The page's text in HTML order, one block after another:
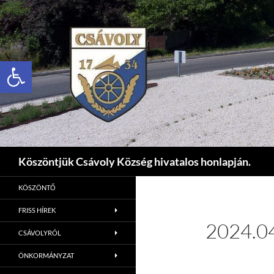
Eszköztár megnyitása
Köszöntjük Csávoly Község hivatalos honlapján.
KÖSZÖNTŐ
FRISS HÍREK
CSÁVOLYRÓL
ÖNKORMÁNYZAT